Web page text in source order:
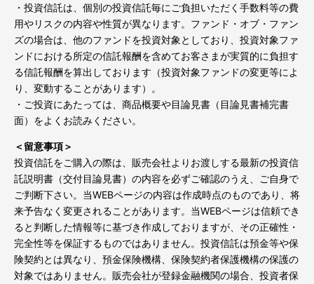
・投資信託は、個別の投資信託毎にご負担いただく手数料等の費
用やリスクの内容や性質が異なります。ファンド・オブ・ファン
ズの場合は、他のファンドを投資対象としており、投資対象ファ
ンドにおける所定の信託報酬を含めてお客さまが実質的に負担す
る信託報酬を算出しております（投資対象ファンドの変更等によ
り、変動することがあります）。
・ご投資にあたっては、商品概要や目論見書（目論見書補完書
面）をよくお読みください。
＜留意事項＞
投資信託をご購入の際は、販売会社よりお渡しする最新の投資信
託説明書（交付目論見書）の内容を必ずご確認のうえ、ご自身で
ご判断下さい。当WEBページの内容は作成時点のものであり、将
来予告なく変更されることがあります。当WEBページは信頼でき
ると判断した情報等に基づき作成しておりますが、その正確性・
完全性等を保証するものではありません。投資信託は預金等や保
険契約とは異なり、預金保険機構、保険契約者保護機構の保護の
対象ではありません。販売会社が登録金融機関の場合、投資者保